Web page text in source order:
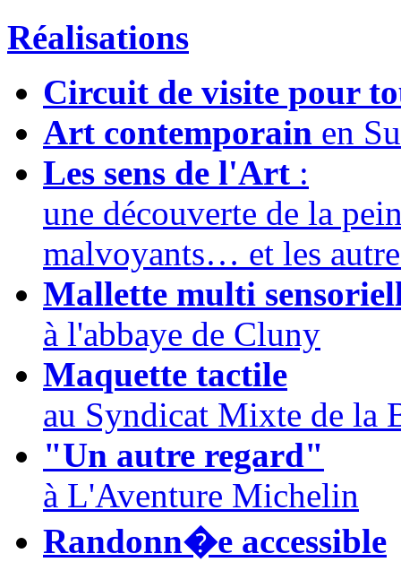
Réalisations
Circuit de visite pour
Art contemporain en
Les sens de l'Art :
une découverte de la
malvoyants… et les
Mallette multi
à l'abbaye de Cluny
Maquette tactile
au Syndicat Mixte de la
"Un autre regard"
à L'Aventure Michelin
Randonn�e accessible